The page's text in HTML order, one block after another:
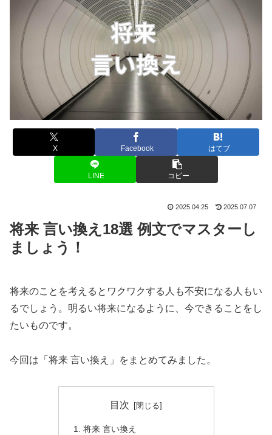
X Facebook はてブ
LINE コピー
2025.04.25 2025.07.07
将来 言い換え18選 例文でマスターし
ましょう！
将来のことを考えるとワクワクする人も不安になる人もい
るでしょう。明るい将来になるように、今できることをし
たいものです。
今回は「将来 言い換え」をまとめてみました。
目次
将来 言い換え